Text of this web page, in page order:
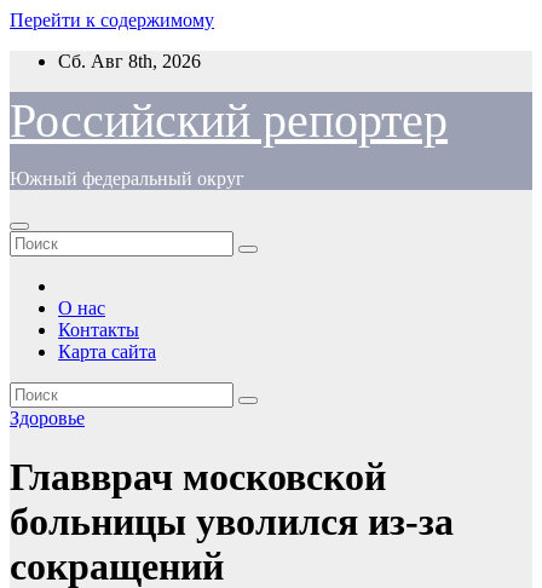
Перейти к содержимому
Сб. Авг 8th, 2026
Российский репортер
Южный федеральный округ
О нас
Контакты
Карта сайта
Здоровье
Главврач московской
больницы уволился из-за
сокращений